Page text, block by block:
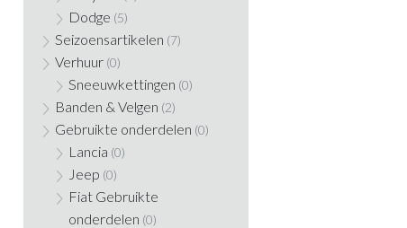
Dodge (5)
Seizoensartikelen (7)
Verhuur (0)
Sneeuwkettingen (0)
Banden & Velgen (2)
Gebruikte onderdelen (0)
Lancia (0)
Jeep (0)
Fiat Gebruikte
onderdelen (0)